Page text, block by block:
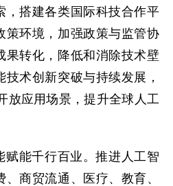
，搭建各类国际科技合作平
策环境，加强政策与监管协
果转化，降低和消除技术壁
术创新突破与持续发展，
放应用场景，提升全球人工
赋能千行百业。推进人工智
商贸流通、医疗、教育、